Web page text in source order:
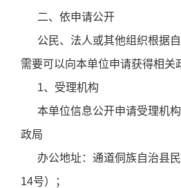
二、依申请公开
公民、法人或其他组织根据自
需要可以向本单位申请获得相关
1、受理机构
本单位信息公开申请受理机构
政局
办公地址：通道侗族自治县民
14号）；